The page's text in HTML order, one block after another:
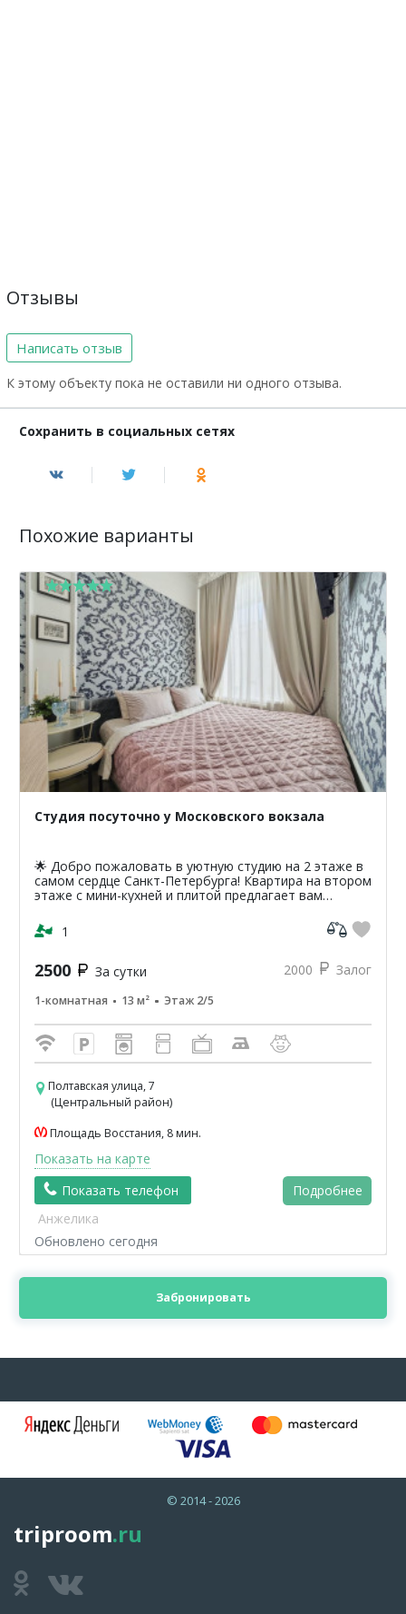
Отзывы
Написать отзыв
К этому объекту пока не оставили ни одного отзыва.
Сохранить в социальных сетях
Похожие варианты
Студия посуточно у Московского вокзала
🌟 Добро пожаловать в уютную студию на 2 этаже в
самом сердце Санкт-Петербурга! Квартира на втором
этаже с мини-кухней и плитой предлагает вам
классики...
1
2500 За сутки 2000 Залог
1-комнатная 13 м² Этаж 2/5
Полтавская улица, 7
(Центральный район)
Площадь Восстания, 8 мин.
Показать на карте
Показать телефон
Подробнее
Анжелика
Обновлено сегодня
Забронировать
© 2014 - 2026
triproom.ru